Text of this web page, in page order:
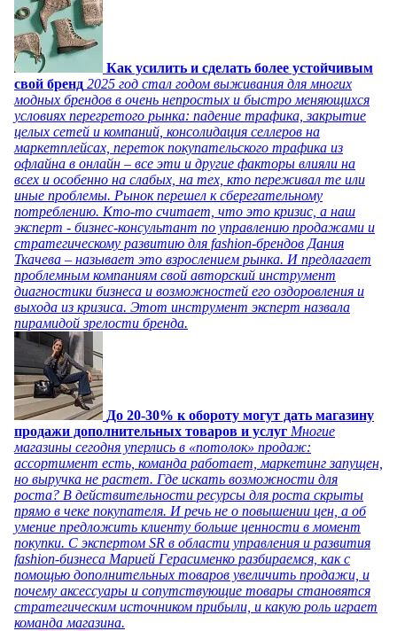
Как усилить и сделать более устойчивым
свой бренд 2025 год стал годом выживания для многих
модных брендов в очень непростых и быстро меняющихся
условиях перегретого рынка: падение трафика, закрытие
целых сетей и компаний, консолидация селлеров на
маркетплейсах, переток покупательского трафика из
офлайна в онлайн – все эти и другие факторы влияли на
всех и особенно на слабых, на тех, кто переживал те или
иные проблемы. Рынок перешел к сберегательному
потреблению. Кто-то считает, что это кризис, а наш
эксперт - бизнес-консультант по управлению продажами и
стратегическому развитию для fashion-брендов Дания
Ткачева – называет это взрослением рынка. И предлагает
проблемным компаниям свой авторский инструмент
диагностики бизнеса и возможностей его оздоровления и
выхода из кризиса. Этот инструмент эксперт назвала
пирамидой зрелости бренда.
До 20-30% к обороту могут дать магазину
продажи дополнительных товаров и услуг Многие
магазины сегодня уперлись в «потолок» продаж:
ассортимент есть, команда работает, маркетинг запущен,
но выручка не растет. Где искать возможности для
роста? В действительности ресурсы для роста скрыты
прямо в чеке покупателя. И речь не о повышении цен, а об
умение предложить клиенту больше ценности в момент
покупки. С экспертом SR в области управления и развития
fashion-бизнеса Марией Герасименко разбираемся, как с
помощью дополнительных товаров увеличить продажи, и
почему аксессуары и сопутствующие товары становятся
стратегическим источником прибыли, и какую роль играет
команда магазина.